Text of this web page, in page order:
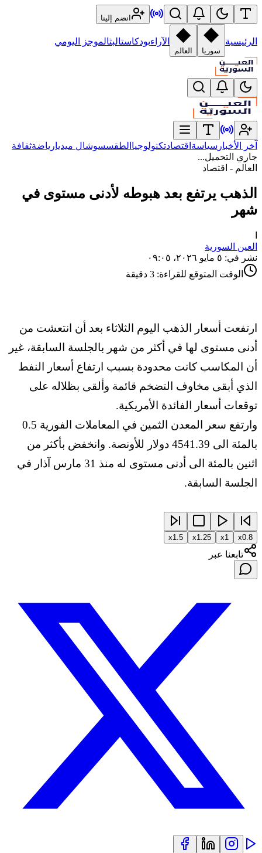
انضم إلينا
الرئيسية
سوريا العالم
الآراءبودكاستالبثالموجز اليومي
آخر الأخبار سياسة اقتصادتكنولوجيا الطقسسوشال ميديارياضةثقافة
جاري التحميل...
العالم - اقتصاد
الذهب يرتفع بعد هبوطه لأدنى مستوى في
شهر
العين السورية
نشر في: ٥ مايو ٢٠٢٦، ٠٩:٠٥
الوقت المتوقع للقراءة: 3 دقيقة
ارتفعت أسعار الذهب اليوم الثلاثاء بعد أن انتعشت من
أدنى مستوى لها في أكثر من شهر بالجلسة السابقة، غير
أن المكاسب كانت محدودة بسبب ارتفاع أسعار النفط
الذي أبقى مخاوف التضخم قائمة وألقى بظلاله على
توقعات أسعار الفائدة الأمريكية.
وارتفع سعر المعدن الثمين في المعاملات ‌الفورية 0.5
بالمئة الى 4541.39 دولار للأونصة. وانخفض بأكثر من
اثنين بالمئة الى أدنى مستوى له منذ 31 مارس آذار في
الجلسة السابقة.
x0.8
x1
x1.25
x1.5
تابعنا عبر